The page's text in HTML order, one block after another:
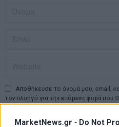
MarketNews.gr - Do Not
Αποθήκευσε το όνομά μου, email,
τον πλοηγό για την επόμενη φορά που